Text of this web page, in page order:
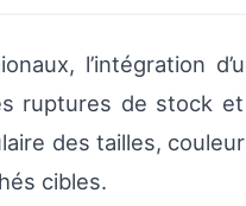
l’intégration
ruptures de stock et
des tailles,
cibles.